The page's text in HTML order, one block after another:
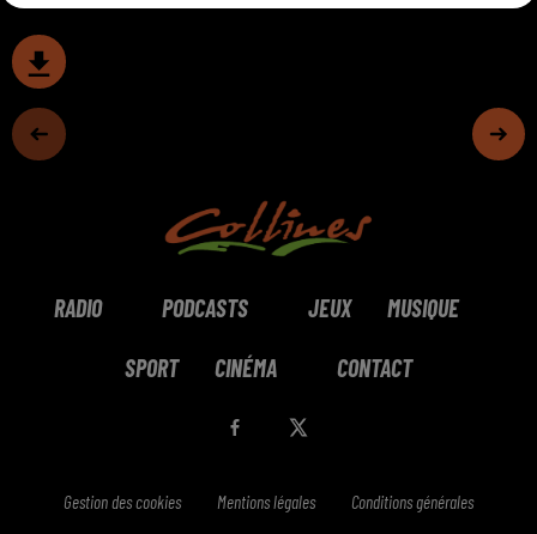
RADIO PODCASTS JEUX MUSIQUE
SPORT CINÉMA CONTACT
Gestion des cookies Mentions légales Conditions générales